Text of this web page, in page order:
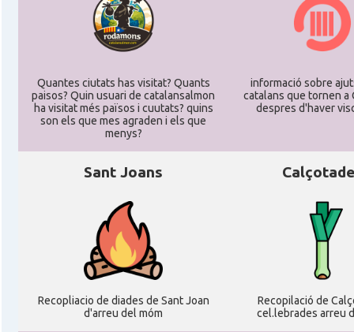
Quantes ciutats has visitat? Quants
paisos? Quin usuari de catalansalmon
ha visitat més països i cuutats? quins
son els que mes agraden i els que
menys?
informació sobre
catalans que tornen a
despres d'haver
Sant Joans
Recopliacio de diades de Sant Joan
d'arreu del móm
Recopilació de
cel.lebrades arreu